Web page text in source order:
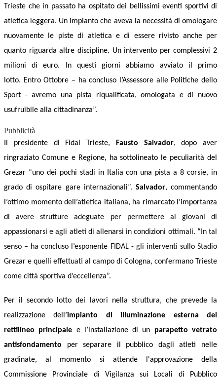
Trieste che in passato ha ospitato dei bellissimi eventi sportivi di
atletica leggera. Un impianto che aveva la necessità di omologare
nuovamente le piste di atletica e di essere rivisto anche per
quanto riguarda altre discipline. Un intervento per complessivi 2
milioni di euro. In questi giorni abbiamo avviato il primo
lotto. Entro Ottobre – ha concluso l’Assessore alle Politiche dello
Sport -avremo una pista riqualificata, omologata edi nuovo
usufruibile alla cittadinanza”.
Pubblicità
Il presidente di Fidal Trieste, Fausto Salvador, dopo aver
ringraziato Comune e Regione, ha sottolineato le peculiarità del
Grezar “uno dei pochi stadi in Italia con una pista a 8 corsie, in
grado di ospitare gare internazionali”. Salvador, commentando
l’ottimo momento dell’atletica italiana, ha rimarcato l’importanza
diavere strutture adeguate per permettere ai giovani di
appassionarsi e agli atleti di allenarsi in condizioni ottimali. “In tal
senso – ha concluso l’esponente FIDAL - gli interventi sullo Stadio
Grezar e quelli effettuati al campo di Cologna, confermano Trieste
come città sportiva d’eccellenza”.
Per il secondo lotto dei lavori nella struttura, che prevede
la
realizzazione dell’impianto di illuminazione esterna del
rettilineo principale e l’installazione di un parapetto vetrato
antisfondamento
per separare il pubblico dagli atleti nelle
gradinate,al momento si attendel'approvazione de lla
Commissione Provinciale di Vigilanza sui Locali di Pubblico